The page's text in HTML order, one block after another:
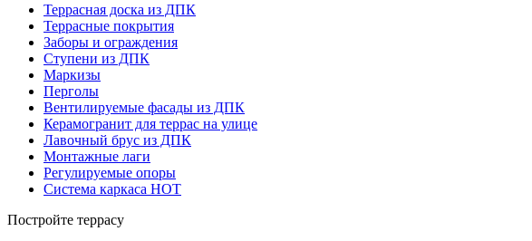
Террасная доска из ДПК
Террасные покрытия
Заборы и ограждения
Ступени из ДПК
Маркизы
Перголы
Вентилируемые фасады из ДПК
Керамогранит для террас на улице
Лавочный брус из ДПК
Монтажные лаги
Регулируемые опоры
Система каркаса НОТ
Постройте террасу